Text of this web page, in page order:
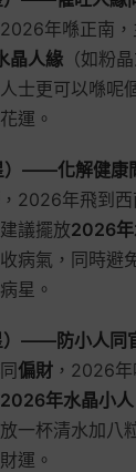
年喺正南，
晶人緣 （如粉
士更可以喺呢
運。
）——化解健康
，2026年飛到
議擺放2026年
病氣，同時避
星。
）——防小人同
同偏財 ，2026
2026年水晶小人
一杯清水加八
運。